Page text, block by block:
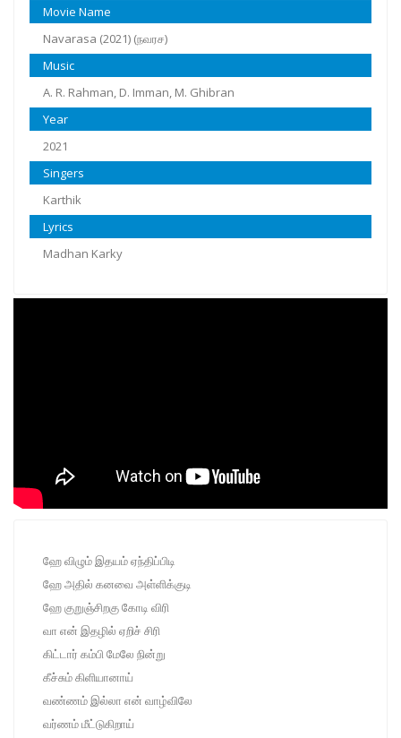
Movie Name
Navarasa (2021) (நவரச‌)
Music
A. R. Rahman, D. Imman, M. Ghibran
Year
2021
Singers
Karthik
Lyrics
Madhan Karky
ஹே விழும் இதயம் ஏந்திப்பிடி
ஹே அதில் கனவை அள்ளிக்குடி
ஹே குறுஞ்சிறகு கோடி விரி
வா என் இதழில் ஏறிச் சிரி
கிட்டார் கம்பி மேலே நின்று
கீச்சும் கிளியானாய்
வண்ணம் இல்லா என் வாழ்விலே
வர்ணம் மீட்டுகிறாய்